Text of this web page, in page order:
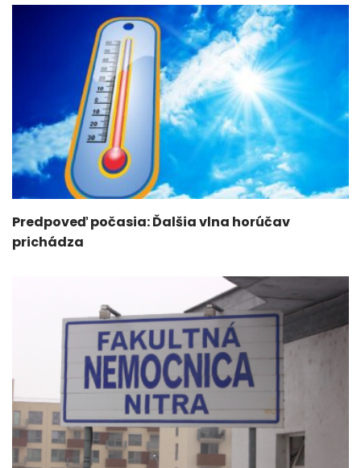
Predpoveď počasia: Ďalšia vlna horúčav
prichádza